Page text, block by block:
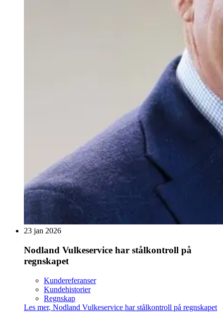
23 jan 2026
Nodland Vulkeservice har stålkontroll på
regnskapet
Kundereferanser
Kundehistorier
Regnskap
Les mer, Nodland Vulkeservice har stålkontroll på regnskapet